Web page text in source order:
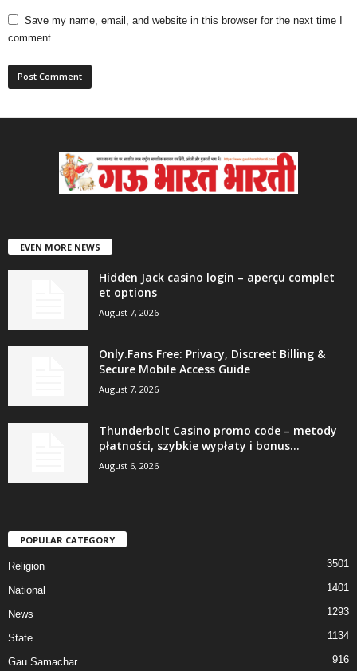
Save my name, email, and website in this browser for the next time I
comment.
EVEN MORE NEWS
Hidden Jack casino login – aperçu complet
et options
August 7, 2026
Only.Fans Free: Privacy, Discreet Billing &
Secure Mobile Access Guide
August 7, 2026
Thunderbolt Casino promo code – metody
płatności, szybkie wypłaty i bonus...
August 6, 2026
POPULAR CATEGORY
Religion 3501
National 1401
News 1293
State 1134
Gau Samachar 916